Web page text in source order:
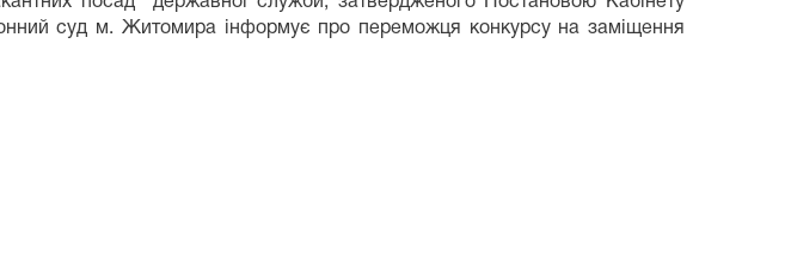
суд м. Житомира інформує про переможця конкурсу на заміщення